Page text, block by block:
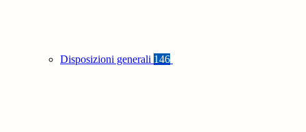
Disposizioni generali 146